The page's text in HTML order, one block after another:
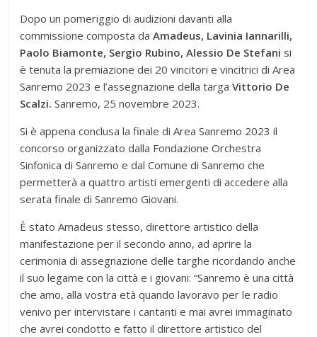
Dopo un pomeriggio di audizioni davanti alla
commissione composta daAmadeus, Lavinia Iannarilli,
Paolo Biamonte, Sergio Rubino, Alessio De Stefanisi
è tenuta la premiazione dei 20 vincitori e vincitrici di Area
Sanremo 2023 e l’assegnazione della targaVittorio De
Scalzi.Sanremo, 25 novembre 2023.
Si è appena conclusa la finale di Area Sanremo 2023 il
concorso organizzato dalla Fondazione Orchestra
Sinfonica di Sanremo e dal Comune di Sanremo che
permetterà a quattro artisti emergenti di accedere alla
serata finale di Sanremo Giovani.
È stato Amadeus stesso, direttore artistico della
manifestazione per il secondo anno, ad aprire la
cerimonia di assegnazione delle targhe ricordando anche
il suo legame con la città e i giovani: “Sanremo è una città
che amo, alla vostra età quando lavoravo per le radio
venivo per intervistare i cantanti e mai avrei immaginato
che avrei condotto e fatto il direttore artistico del